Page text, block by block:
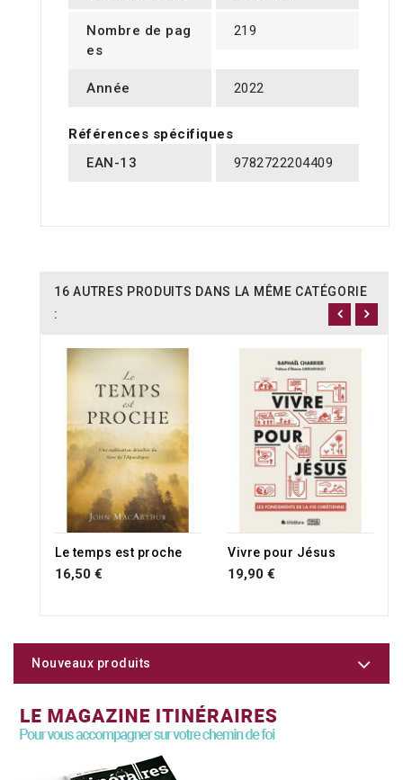
Nombre de pag
es
219
Année 2022
Références spécifiques
EAN-13
9782722204409
16 AUTRES PRODUITS DANS LA MÊME CATÉGORIE
:
Le temps est proche
16,50 €
Vivre pour Jésus
19,90 €
Nouveaux produits